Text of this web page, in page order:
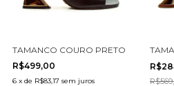
2
ALTO CECCONELLO 2764001-3
TAMANCO COURO PRETO SALTO
R$499,00
6 x de R$83,17 sem juros